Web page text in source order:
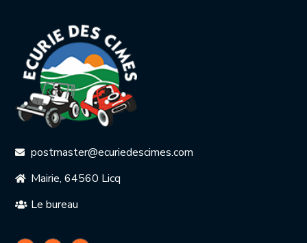
postmaster@ecuriedescimes.com
Mairie, 64560 Licq
Le bureau